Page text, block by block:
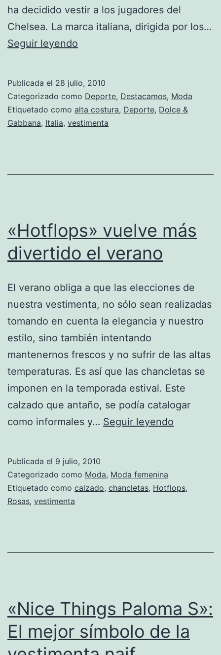
ha decidido vestir a los jugadores del
Chelsea. La marca italiana, dirigida por los…
Seguir leyendo
prendas
de
Dolce
Publicada el 28 julio, 2010
Categorizado como Deporte, Destacamos, Moda
Etiquetado como alta costura, Deporte, Dolce &
Gabbana, Italia, vestimenta
«Hotflops» vuelve más
divertido el verano
El verano obliga a que las elecciones de
nuestra vestimenta, no sólo sean realizadas
tomando en cuenta la elegancia y nuestro
estilo, sino también intentando
mantenernos frescos y no sufrir de las altas
temperaturas. Es así que las chancletas se
imponen en la temporada estival. Este
calzado que antaño, se podía catalogar
como informales y… Seguir leyendo
el
Publicada el 9 julio, 2010
Categorizado como Moda, Moda femenina
Etiquetado como calzado, chancletas, Hotflops,
Rosas, vestimenta
«Nice Things Paloma S»:
El mejor símbolo de la